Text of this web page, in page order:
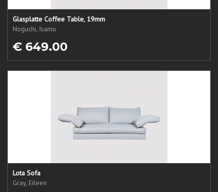
Glasplatte Coffee Table, 19mm
Noguchi, Isamu
€ 649.00
Lota Sofa
Gray, Eileen